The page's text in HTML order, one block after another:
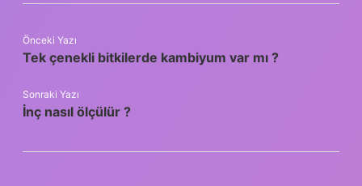
Önceki Yazı
Tek çenekli bitkilerde kambiyum var mı ?
Sonraki Yazı
İnç nasıl ölçülür ?